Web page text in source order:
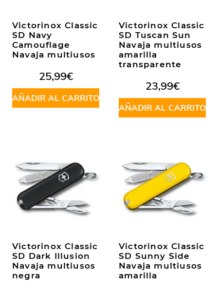
Victorinox Classic
SD Navy
Camouflage
Navaja multiusos
25,99€
AÑADIR AL CARRITO
Victorinox Classic
SD Tuscan Sun
Navaja multiusos
amarilla
transparente
23,99€
AÑADIR AL CARRITO
Victorinox Classic
SD Dark Illusion
Navaja multiusos
negra
Victorinox Classic
SD Sunny Side
Navaja multiusos
amarilla